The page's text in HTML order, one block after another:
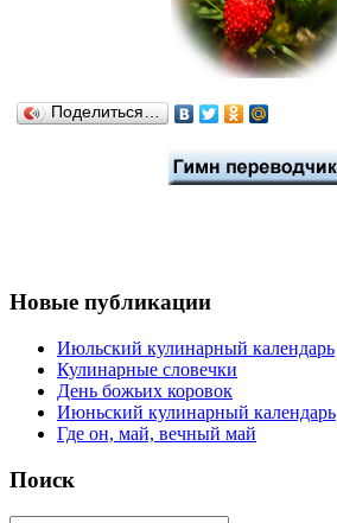
Поделиться…
Новые публикации
Июльский кулинарный календарь
Кулинарные словечки
День божьих коровок
Июньский кулинарный календарь
Где он, май, вечный май
Поиск